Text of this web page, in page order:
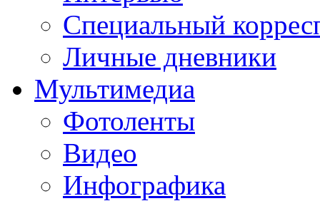
Специальный
Личные дневники
Мультимедиа
Фотоленты
Видео
Инфографика